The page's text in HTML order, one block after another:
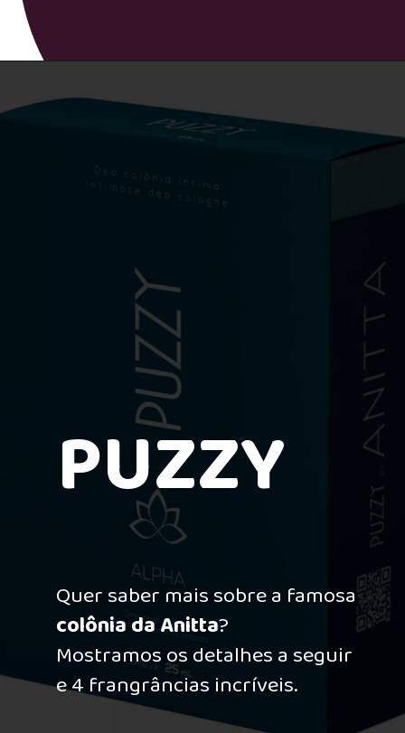
Quer saber mais sobre a famosa
colônia da Anitta?
Mostramos os detalhes a seguir
e 4 frangrâncias incríveis.
PUZZY